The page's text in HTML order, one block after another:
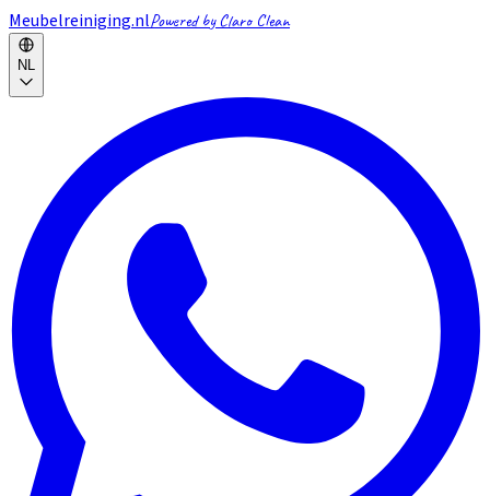
Meubelreiniging.nlPowered by Claro Clean
NL